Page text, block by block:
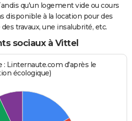
qu'un logement vide ou cours
disponible à la location pour des
travaux, une insalubrité, etc.
sociaux à Vittel
: Linternaute.com d'après le
écologique)